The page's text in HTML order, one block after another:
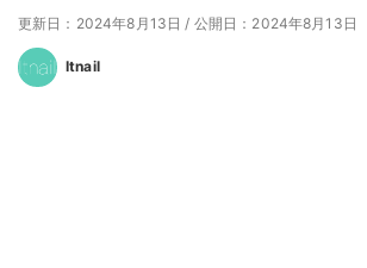
更新日：2024年8月13日 / 公開日：2024年8月13日
Itnail